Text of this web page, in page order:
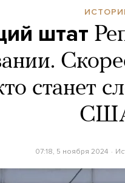
штат
станет
07:18, 5 ноября 2024